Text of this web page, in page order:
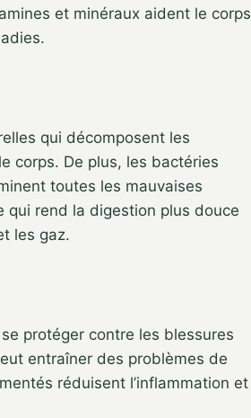
et minéraux aident le corps
qui décomposent les
corps. De plus, les bactéries
toutes les mauvaises
rend la digestion plus douce
les gaz.
protéger contre les blessures
entraîner des problèmes de
réduisent l’inflammation et